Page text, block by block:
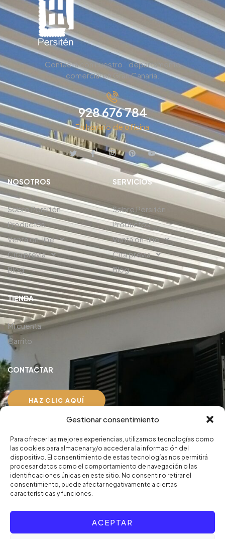
Gestionar consentimiento
Para ofrecer las mejores experiencias, utilizamos tecnologías como
las cookies para almacenar y/o acceder a la información del
dispositivo. El consentimiento de estas tecnologías nos permitirá
procesar datos como el comportamiento de navegación o las
identificaciones únicas en este sitio. No consentir o retirar el
consentimiento, puede afectar negativamente a ciertas
características y funciones.
ACEPTAR
Contacta con nuestro departamento
comercial en Gran Canaria.
928 676 784
En horario de oficina
NOSOTROS
Sobre Persitén
Productos
Venta on-line
Cita previa
Blog
SERVICIOS
Sobre Persitén
Productos
Venta on-line
Cita previa
Blog
TIENDA
Mi cuenta
Carrito
CONTACTAR
HAZ CLIC AQUÍ
Política de privacidad